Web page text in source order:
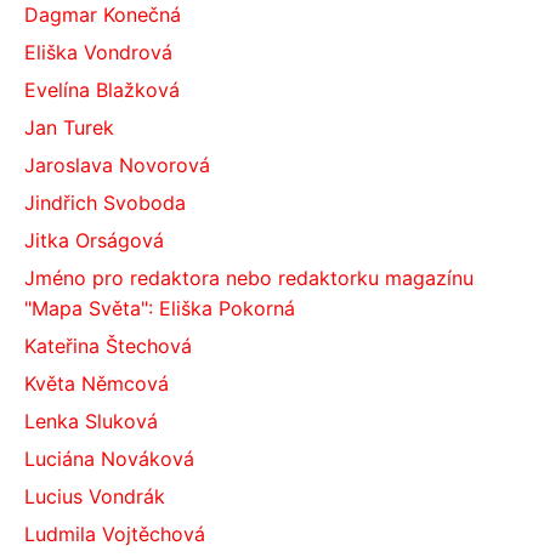
Dagmar Konečná
Eliška Vondrová
Evelína Blažková
Jan Turek
Jaroslava Novorová
Jindřich Svoboda
Jitka Orságová
Jméno pro redaktora nebo redaktorku magazínu
"Mapa Světa": Eliška Pokorná
Kateřina Štechová
Květa Němcová
Lenka Sluková
Luciána Nováková
Lucius Vondrák
Ludmila Vojtěchová